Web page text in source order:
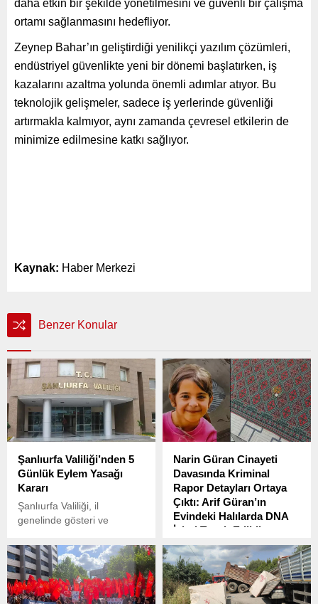
daha etkin bir şekilde yönetilmesini ve güvenli bir çalışma
ortamı sağlanmasını hedefliyor.
Zeynep Bahar’ın geliştirdiği yenilikçi yazılım çözümleri,
endüstriyel güvenlikte yeni bir dönemi başlatırken, iş
kazalarını azaltma yolunda önemli adımlar atıyor. Bu
teknolojik gelişmeler, sadece iş yerlerinde güvenliği
artırmakla kalmıyor, aynı zamanda çevresel etkilerin de
minimize edilmesine katkı sağlıyor.
Kaynak: Haber Merkezi
Benzer Konular
Şanlıurfa Valiliği’nden 5
Günlük Eylem Yasağı
Kararı
Şanlıurfa Valiliği, il
genelinde gösteri ve
yasaklandığını duyurdu.
Narin Güran Cinayeti
Davasında Kriminal
Rapor Detayları Ortaya
Çıktı: Arif Güran’ın
Evindeki Halılarda DNA
İzleri Tespit Edildi
Narin Güran cinayetiyle ilgili
soruşturma ve dava süreci
devam ediyor. Diyarbakır’ın
Bağlar ilçesinde